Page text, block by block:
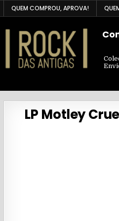
Skip
to
content
QUEM COMPROU, APROVA!
LP Motley